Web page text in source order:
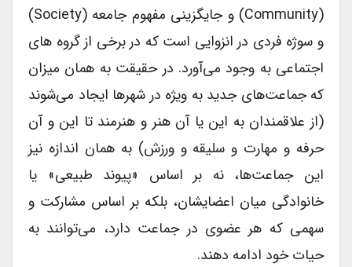
(community) و جایگزینی مفهوم جامعه (society)
و سوژه فردی در انزوایی است که در برخی از گروه های
اجتماعی به وجود می‌آورد. در حقیقت به همان میزان
که جماعت‌های جدید به ویژه در شهرها ایجاد می‌شوند
(از علاقمندان به این یا آن هنر و هنرمند تا این و آن
حرفه و مهارت و سلیقه و ورزش) به همان اندازه نیز
این جماعت‌ها، نه بر اساس «پیوند طبیعی» یا
خانوادگی میان اعضایشان، بلکه بر اساس مشارکت و
سهمی که هر عضوی در جماعت دارد، می‌توانند به
حیات خود ادامه دهند.